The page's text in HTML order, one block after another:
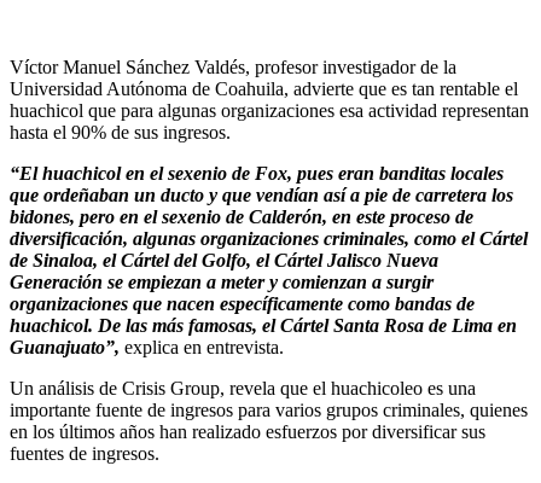
Víctor Manuel Sánchez Valdés, profesor investigador de la
Universidad Autónoma de Coahuila, advierte que es tan rentable el
huachicol que para algunas organizaciones esa actividad representan
hasta el 90% de sus ingresos.
“El huachicol en el sexenio de Fox, pues eran banditas locales
que ordeñaban un ducto y que vendían así a pie de carretera los
bidones, pero en el sexenio de Calderón, en este proceso de
diversificación, algunas organizaciones criminales, como el Cártel
de Sinaloa, el Cártel del Golfo, el Cártel Jalisco Nueva
Generación se empiezan a meter y comienzan a surgir
organizaciones que nacen específicamente como bandas de
huachicol. De las más famosas, el Cártel Santa Rosa de Lima en
Guanajuato”, explica en entrevista.
Un análisis de Crisis Group, revela que el huachicoleo es una
importante fuente de ingresos para varios grupos criminales, quienes
en los últimos años han realizado esfuerzos por diversificar sus
fuentes de ingresos.